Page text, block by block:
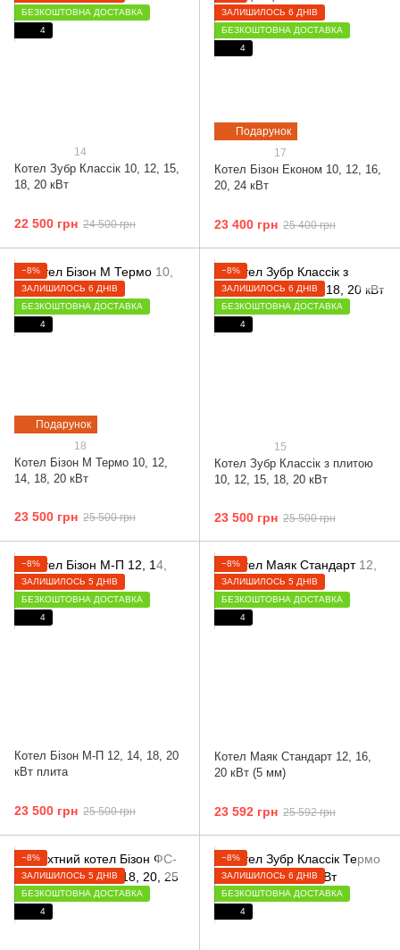
БЕЗКОШТОВНА ДОСТАВКА
4
14
Котел Зубр Классік 10, 12, 15,
18, 20 кВт
22 500 грн 24 500 грн
Подарунок
ЗАЛИШИЛОСЬ 6 ДНІВ
БЕЗКОШТОВНА ДОСТАВКА
4
17
Котел Бізон Економ 10, 12, 16,
20, 24 кВт
23 400 грн 25 400 грн
Подарунок
−8%
ЗАЛИШИЛОСЬ 6 ДНІВ
БЕЗКОШТОВНА ДОСТАВКА
4
18
Котел Бізон М Термо 10, 12,
14, 18, 20 кВт
23 500 грн 25 500 грн
−8%
ЗАЛИШИЛОСЬ 6 ДНІВ
БЕЗКОШТОВНА ДОСТАВКА
4
15
Котел Зубр Классік з плитою
10, 12, 15, 18, 20 кВт
23 500 грн 25 500 грн
−8%
ЗАЛИШИЛОСЬ 5 ДНІВ
БЕЗКОШТОВНА ДОСТАВКА
4
Котел Бізон М-П 12, 14, 18, 20
кВт плита
23 500 грн 25 500 грн
−8%
ЗАЛИШИЛОСЬ 5 ДНІВ
БЕЗКОШТОВНА ДОСТАВКА
4
Котел Маяк Стандарт 12, 16,
20 кВт (5 мм)
23 592 грн 25 592 грн
−8%
ЗАЛИШИЛОСЬ 5 ДНІВ
БЕЗКОШТОВНА ДОСТАВКА
4
−8%
ЗАЛИШИЛОСЬ 6 ДНІВ
БЕЗКОШТОВНА ДОСТАВКА
4